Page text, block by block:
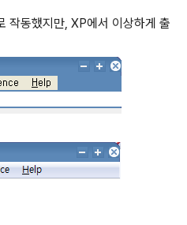
작동했지만, XP에서 이상하게 출